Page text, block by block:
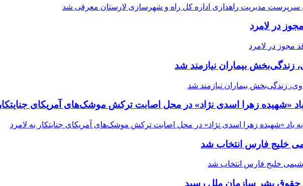
زندگی‌بخش بیماران نیازمند شد
«شهیده زهرا اسدی نژاد» در محل اصابت ترکش موشک‌های آمریکای جنایتکار
خلیج فارس انتخاب شد
حقوق بشر سازمان ملل رسید